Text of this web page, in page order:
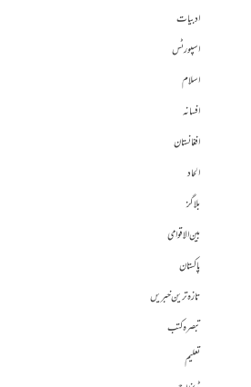
ادبیات
اسپورٹس
اسلام
افسانہ
افغانستان
الحاد
بلاگز
بین الاقوامی
پاکستان
تازہ ترین خبریں
تبصرہ کتب
تعلیم